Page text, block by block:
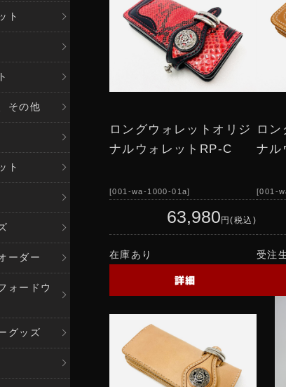
ト
その他
ト
ーダー
ォードウ
グッズ
ロングウォレットオリジ
ナルウォレットRP-C
001-wa-1000-01a
63,980円(税込)
在庫あり
詳細
ロ
ナル
001-
受注